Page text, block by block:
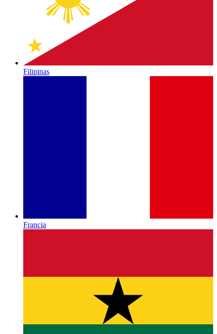
Filipinas
Francia